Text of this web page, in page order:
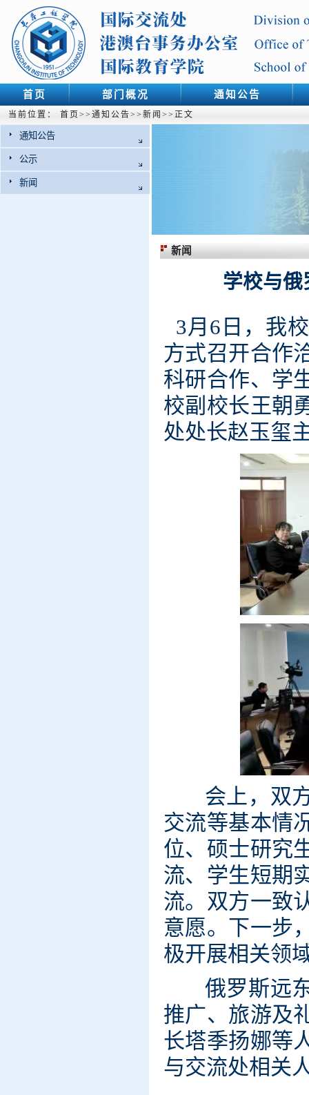
首页 部门概况 通知公告
当前位置： 首页 >> 通知公告>> 新闻 >> 正文
通知公告
公示
新闻
新闻
学校与俄
3月6日，我
方式召开合作
科研合作、学
校副校长王朝
处处长赵玉玺
会上，双
交流等基本情
位、硕士研究
流、学生短期
流。双方一致
意愿。下一步
极开展相关领
俄罗斯远东
推广、旅游及
长塔季扬娜等
与交流处相关